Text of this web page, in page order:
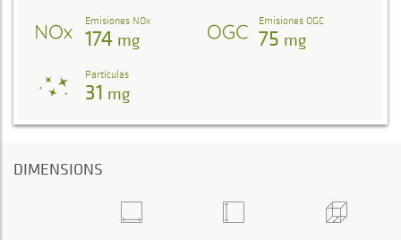
Emisiones NOx
174 mg
Emisiones OGC
75 mg
Partículas
31 mg
DIMENSIONS